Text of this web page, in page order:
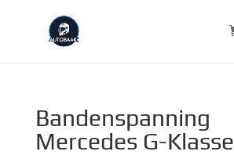
Bandenspanning
Mercedes G-Klasse